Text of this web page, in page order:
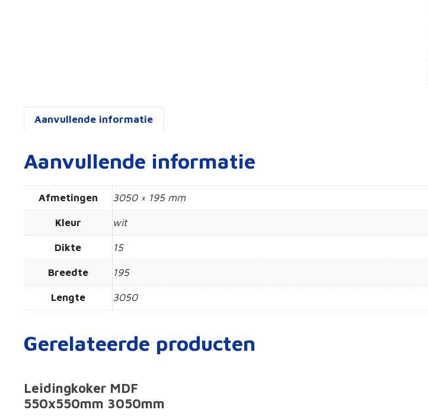
Aanvullende informatie
Aanvullende informatie
Afmetingen 3050 × 195 mm
Kleur wit
Dikte 15
Breedte 195
Lengte 3050
Gerelateerde producten
Leidingkoker MDF
550x550mm 3050mm